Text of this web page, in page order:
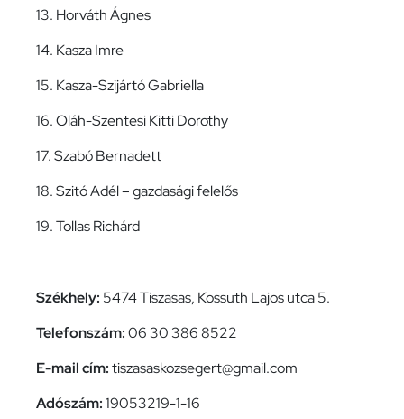
13. Horváth Ágnes
14. Kasza Imre
15. Kasza-Szijártó Gabriella
16. Oláh-Szentesi Kitti Dorothy
17. Szabó Bernadett
18. Szitó Adél – gazdasági felelős
19. Tollas Richárd
Székhely: 5474 Tiszasas, Kossuth Lajos utca 5.
Telefonszám:06 30 386 8522
E-mail cím:tiszasaskozsegert@gmail.com
Adószám:19053219-1-16